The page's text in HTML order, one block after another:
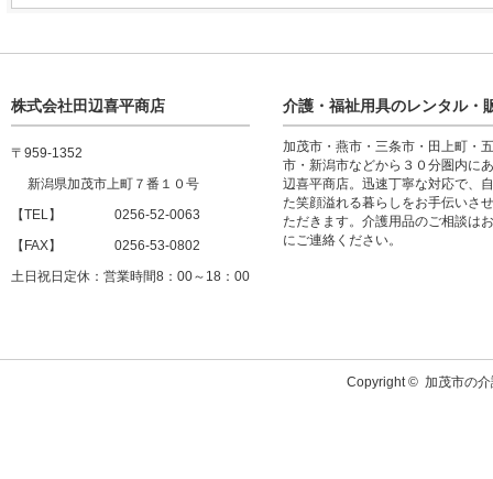
株式会社田辺喜平商店
〒959-1352
新潟県加茂市上町７番１０号
【TEL】 0256-52-0063
【FAX】 0256-53-0802
土日祝日定休：営業時間8：00～18：00
介護・福祉用具のレンタル・
加茂市・燕市・三条市・田上町・
市・新潟市などから３０分圏内に
辺喜平商店。迅速丁寧な対応で、
た笑顔溢れる暮らしをお手伝いさ
ただきます。介護用品のご相談は
にご連絡ください。
Copyright © 加茂市の